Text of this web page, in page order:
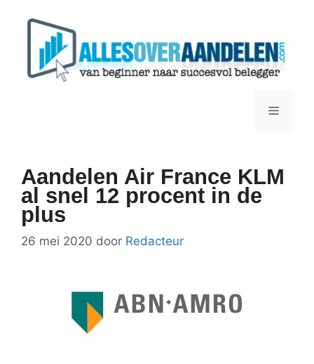
Menu
Aandelen Air France KLM
al snel 12 procent in de
plus
26 mei 2020 door Redacteur